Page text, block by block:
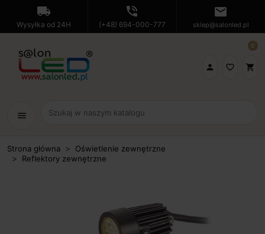
local_shipping
Wysyłka od 24H
phone_in_talk
(+48) 694-000-777
mail
sklep@salonled.pl
 favorite_border shopping_cart
0
menu
Strona główna
Oświetlenie zewnętrzne
Reflektory zewnętrzne